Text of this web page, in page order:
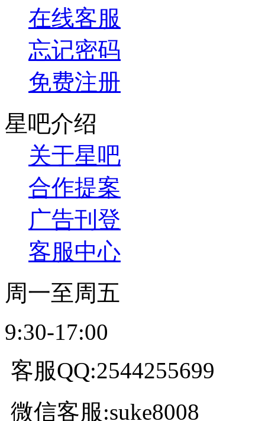
在线客服
忘记密码
免费注册
星吧介绍
关于星吧
合作提案
广告刊登
客服中心
周一至周五
9:30-17:00
客服QQ:2544255699
微信客服:suke8008